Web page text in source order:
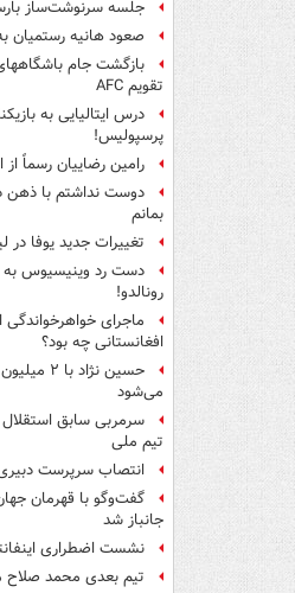
جلسه سرنوشت‌ساز
صعود هانیه رستمیان
بازگشت جام
تقویم AFC
درس ایتالیایی‌ به
پرسپولیس!
رامین رضاییان رسماً
دوست نداشتم با ذهن
بمانم
تغییرات جدید یوفا در
دست رد وینیسیوس
رونالدو!
ماجرای خواهرخواندگی
افغانستانی چه بود؟
حسین نژاد
می‌شود
سرمربی سابق
تیم ملی
انتصاب سرپرست
گفت‌وگو با قهرمان
جانباز شد
نشست اضطراری
تیم بعدی محمد